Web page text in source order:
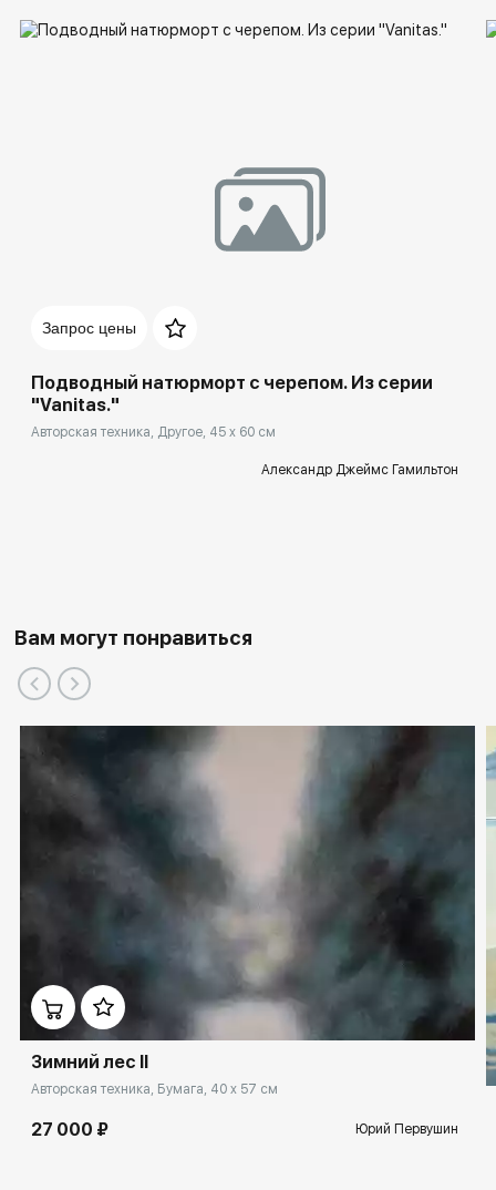
Запрос цены
Подводный натюрморт с черепом. Из серии
"Vanitas."
Авторская техника, Другое, 45 x 60 см
Александр Джеймс Гамильтон
Вам могут понравиться
Зимний лес II
Авторская техника, Бумага, 40 x 57 см
27 000 ₽ Юрий Первушин